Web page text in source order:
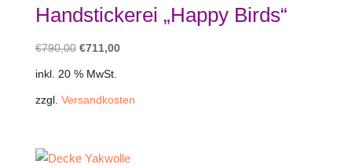
Handstickerei „Happy Birds“
€790,00 Ursprünglicher
€790,00
€711,00Aktueller
€711,00.
inkl. 20 % MwSt.
zzgl. Versandkosten